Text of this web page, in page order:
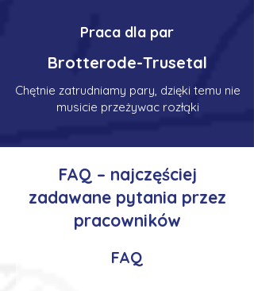
Praca dla par
Brotterode-Trusetal
Chętnie zatrudniamy pary, dzięki temu nie
musicie przeżywac rozłąki
FAQ – najczęściej
zadawane pytania przez
pracowników
FAQ